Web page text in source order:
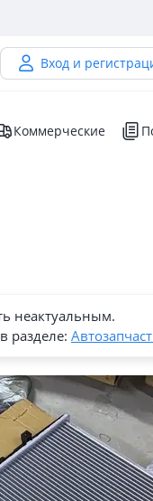
Вход и
Коммерческие
неактуальным.
разделе: